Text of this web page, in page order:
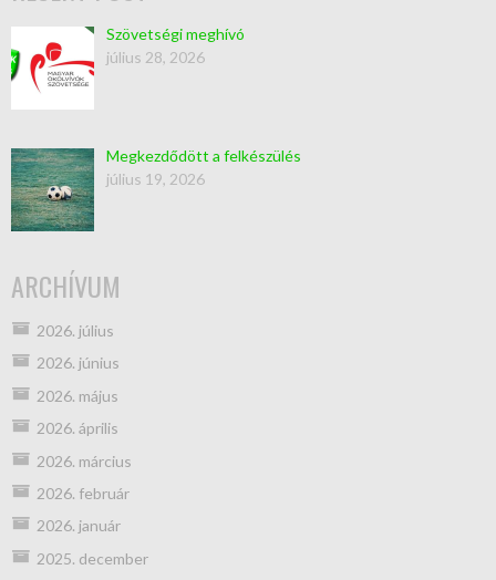
Szövetségi meghívó
július 28, 2026
Megkezdődött a felkészülés
július 19, 2026
ARCHÍVUM
2026. július
2026. június
2026. május
2026. április
2026. március
2026. február
2026. január
2025. december